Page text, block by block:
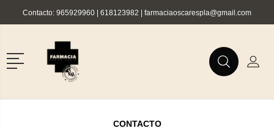
Contacto: 965929960 | 618123982 | farmaciaoscarespla@gmail.com
Menú
BuscarMi
CONTACTO